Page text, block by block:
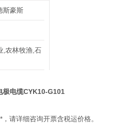
斯豪斯
,农林牧渔,石
极电缆CYK10-G101
请详细咨询开票含税运价格。